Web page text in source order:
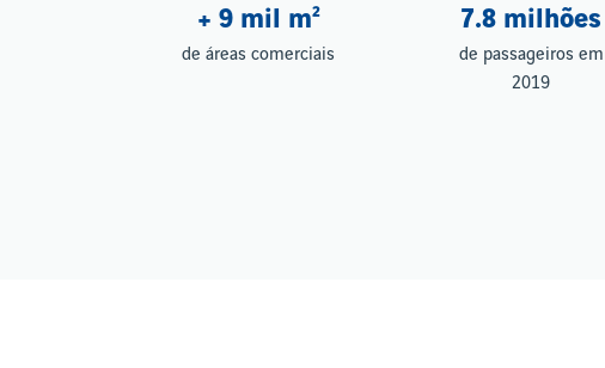
+ 9 mil m²
de áreas comerciais
7.8 milhões
de passageiros em
2019